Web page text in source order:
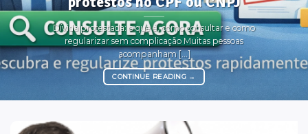
Dívida protestada: o que é, como consultar e como
regularizar sem complicação Muitas pessoas
acompanham [...]
CONTINUE READING →